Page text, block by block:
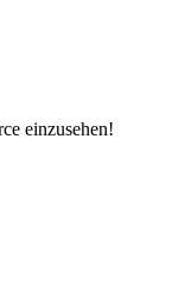
einzusehen!